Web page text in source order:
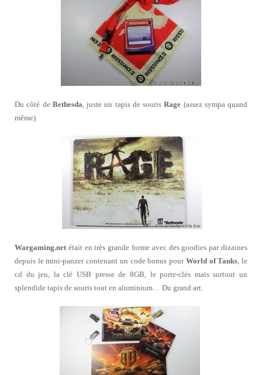
Du côté de Bethesda , juste un tapis de sourisRage (assez sympa quand
même)
Wargaming.netétait en très grande forme avec des goodies par dizaines
depuis le mini-panzer contenant un code bonus pour World of Tanks, le
cd du jeu, la clé USB presse de 8GB, le porte-clés mais surtout un
splendide tapis de souris tout en aluminium… Du grand art.